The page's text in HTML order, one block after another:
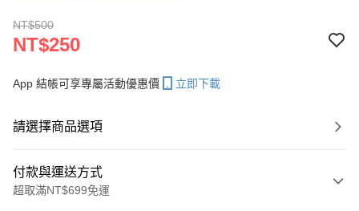
NT$500
NT$250
App 結帳可享專屬活動優惠價 立即下載
請選擇商品選項
付款與運送方式
超取滿NT$699免運